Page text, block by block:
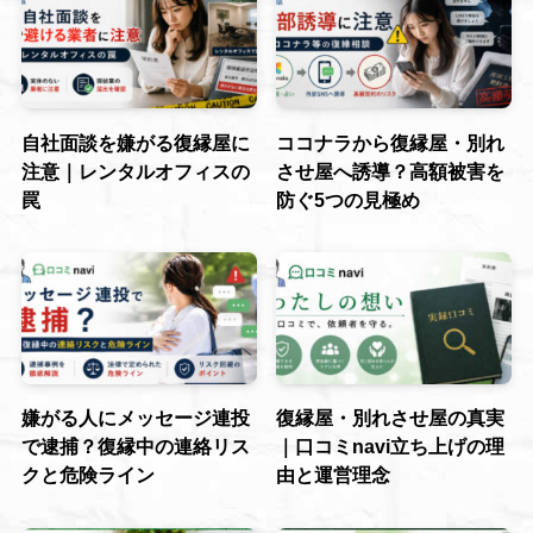
自社面談を嫌がる復縁屋に
注意｜レンタルオフィスの
罠
ココナラから復縁屋・別れ
させ屋へ誘導？高額被害を
防ぐ5つの見極め
嫌がる人にメッセージ連投
で逮捕？復縁中の連絡リス
クと危険ライン
復縁屋・別れさせ屋の真実
｜口コミnavi立ち上げの理
由と運営理念